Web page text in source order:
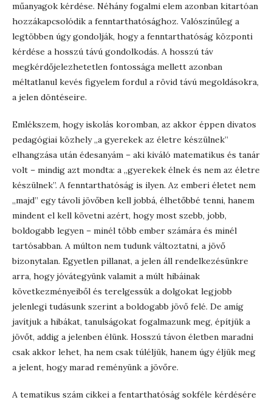
műanyagok kérdése. Néhány fogalmi elem azonban kitartóan
hozzákapcsolódik a fenntarthatósághoz. Valószínűleg a
legtöbben úgy gondolják, hogy a fenntarthatóság központi
kérdése a hosszú távú gondolkodás. A hosszú táv
megkérdőjelezhetetlen fontossága mellett azonban
méltatlanul kevés figyelem fordul a rövid távú megoldásokra,
a jelen döntéseire.
Emlékszem, hogy iskolás koromban, az akkor éppen divatos
pedagógiai közhely „a gyerekek az életre készülnek”
elhangzása után édesanyám – aki kiváló matematikus és tanár
volt – mindig azt mondta: a „gyerekek élnek és nem az életre
készülnek”. A fenntarthatóság is ilyen. Az emberi életet nem
„majd” egy távoli jövőben kell jobbá, élhetőbbé tenni, hanem
mindent el kell követni azért, hogy most szebb, jobb,
boldogabb legyen – minél több ember számára és minél
tartósabban. A múlton nem tudunk változtatni, a jövő
bizonytalan. Egyetlen pillanat, a jelen áll rendelkezésünkre
arra, hogy jóvátegyünk valamit a múlt hibáinak
következményeiből és terelgessük a dolgokat legjobb
jelenlegi tudásunk szerint a boldogabb jövő felé. De amíg
javítjuk a hibákat, tanulságokat fogalmazunk meg, építjük a
jövőt, addig a jelenben élünk. Hosszú távon életben maradni
csak akkor lehet, ha nem csak túléljük, hanem úgy éljük meg
a jelent, hogy marad reményünk a jövőre.
A tematikus szám cikkei a fentarthatóság sokféle kérdésére